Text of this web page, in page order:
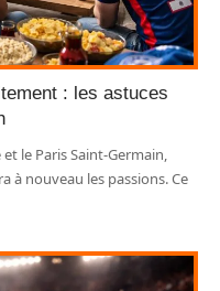
: les astuces
le Paris Saint-Germain,
à nouveau les passions. Ce